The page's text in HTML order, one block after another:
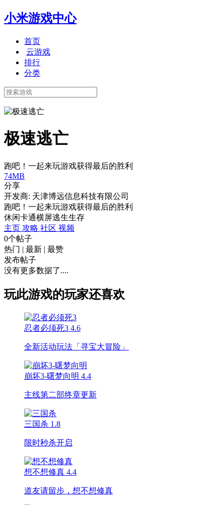
小米游戏中心
首页
云游戏
排行
分类
极速逃亡
跑吧！一起来玩游戏获得最后的胜利
74MB
分享
开发商: 天津博远信息科技有限公司
跑吧！一起来玩游戏获得最后的胜利
休闲卡通横屏逃生生存
主页 攻略 社区 视频
0个帖子
热门 | 最新 | 最赞
发布帖子
没有更多数据了....
玩此游戏的玩家还喜欢
忍者必须死3 4.6
全新活动玩法「寻宝大冒险」
崩坏3-曙梦向明 4.4
主线第二部终章更新
三国杀 1.8
限时秒杀开启
想不想修真 4.4
道友请留步，想不想修真